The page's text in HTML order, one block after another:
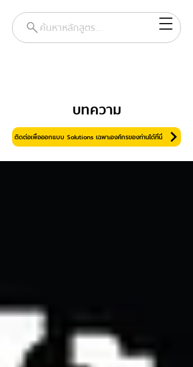
ค้นหาหลักสูตร...
บทความ
ติดต่อเพื่อออกแบบ Solutions เฉพาะองค์กรของท่านได้ที่นี่